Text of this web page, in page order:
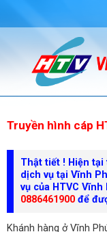
Truyền hình cáp
Thật tiết ! Hiện
dịch vụ tại Vĩnh
vụ của HTVC
0886461900 để
Khánh hàng ở Vĩnh